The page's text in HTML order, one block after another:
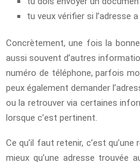
tu veux vérifier si l’adresse
Concrètement, une fois la
aussi souvent d’autres
numéro de téléphone, parfois
peux également demander
ou la retrouver via certaines
lorsque c’est pertinent.
Ce qu’il faut retenir, c’est
mieux qu’une adresse trouvée